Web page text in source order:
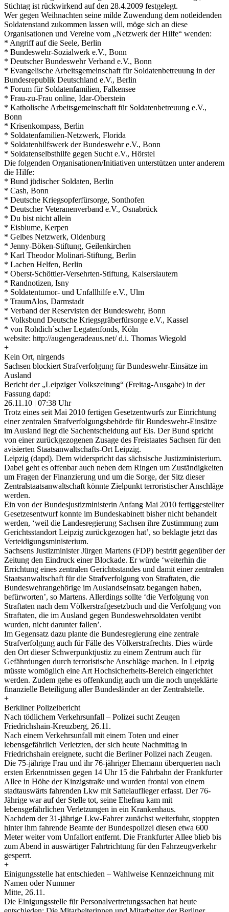
Stichtag ist rückwirkend auf den 28.4.2009 festgelegt.
Wer gegen Weihnachten seine milde Zuwendung dem notleidenden
Soldatenstand zukommen lassen will, möge sich an diese
Organisationen und Vereine vom „Netzwerk der Hilfe“ wenden:
* Angriff auf die Seele, Berlin
* Bundeswehr-Sozialwerk e.V., Bonn
* Deutscher Bundeswehr Verband e.V., Bonn
* Evangelische Arbeitsgemeinschaft für Soldatenbetreuung in der
Bundesrepublik Deutschland e.V., Berlin
* Forum für Soldatenfamilien, Falkensee
* Frau-zu-Frau online, Idar-Oberstein
* Katholische Arbeitsgemeinschaft für Soldatenbetreuung e.V.,
Bonn
* Krisenkompass, Berlin
* Soldatenfamilien-Netzwerk, Florida
* Soldatenhilfswerk der Bundeswehr e.V., Bonn
* Soldatenselbsthilfe gegen Sucht e.V., Hörstel
Die folgenden Organisationen/Initiativen unterstützen unter anderem
die Hilfe:
* Bund jüdischer Soldaten, Berlin
* Cash, Bonn
* Deutsche Kriegsopferfürsorge, Sonthofen
* Deutscher Veteranenverband e.V., Osnabrück
* Du bist nicht allein
* Eisblume, Kerpen
* Gelbes Netzwerk, Oldenburg
* Jenny-Böken-Stiftung, Geilenkirchen
* Karl Theodor Molinari-Stiftung, Berlin
* Lachen Helfen, Berlin
* Oberst-Schöttler-Versehrten-Stiftung, Kaiserslautern
* Randnotizen, Isny
* Soldatentumor- und Unfallhilfe e.V., Ulm
* TraumAlos, Darmstadt
* Verband der Reservisten der Bundeswehr, Bonn
* Volksbund Deutsche Kriegsgräberfürsorge e.V., Kassel
* von Rohdich´scher Legatenfonds, Köln
website: http://augengeradeaus.net/ d.i. Thomas Wiegold
+
Kein Ort, nirgends
Sachsen blockiert Strafverfolgung für Bundeswehr-Einsätze im
Ausland
Bericht der „Leipziger Volkszeitung“ (Freitag-Ausgabe) in der
Fassung dapd:
26.11.10 | 07:38 Uhr
Trotz eines seit Mai 2010 fertigen Gesetzentwurfs zur Einrichtung
einer zentralen Strafverfolgungsbehörde für Bundeswehr-Einsätze
im Ausland liegt die Sachentscheidung auf Eis. Der Bund spricht
von einer zurückgezogenen Zusage des Freistaates Sachsen für den
avisierten Staatsanwaltschafts-Ort Leipzig.
Leipzig (dapd). Dem widerspricht das sächsische Justizministerium.
Dabei geht es offenbar auch neben dem Ringen um Zuständigkeiten
um Fragen der Finanzierung und um die Sorge, der Sitz dieser
Zentralstaatsanwaltschaft könnte Zielpunkt terroristischer Anschläge
werden.
Ein von der Bundesjustizministerin Anfang Mai 2010 fertiggestellter
Gesetzesentwurf konnte im Bundeskabinett bisher nicht behandelt
werden, ‘weil die Landesregierung Sachsen ihre Zustimmung zum
Gerichtsstandort Leipzig zurückgezogen hat’, so beklagte jetzt das
Verteidigungsministerium.
Sachsens Justizminister Jürgen Martens (FDP) bestritt gegenüber der
Zeitung den Eindruck einer Blockade. Er würde ‘weiterhin die
Errichtung eines zentralen Gerichtsstandes und damit einer zentralen
Staatsanwaltschaft für die Strafverfolgung von Straftaten, die
Bundeswehrangehörige im Auslandseinsatz begangen haben,
befürworten’, so Martens. Allerdings sollte ‘die Verfolgung von
Straftaten nach dem Völkerstrafgesetzbuch und die Verfolgung von
Straftaten, die im Ausland gegen Bundeswehrsoldaten verübt
wurden, nicht darunter fallen’.
Im Gegensatz dazu plante die Bundesregierung eine zentrale
Strafverfolgung auch für Fälle des Völkerstrafrechts. Dies würde
den Ort dieser Schwerpunktjustiz zu einem Zentrum auch für
Gefährdungen durch terroristische Anschläge machen. In Leipzig
müsste womöglich eine Art Hochsicherheits-Bereich eingerichtet
werden. Zudem gehe es offenkundig auch um die noch ungeklärte
finanzielle Beteiligung aller Bundesländer an der Zentralstelle.
+
Berkliner Polizeibericht
Nach tödlichem Verkehrsunfall – Polizei sucht Zeugen
Friedrichshain-Kreuzberg, 26.11.
Nach einem Verkehrsunfall mit einem Toten und einer
lebensgefährlich Verletzten, der sich heute Nachmittag in
Friedrichshain ereignete, sucht die Berliner Polizei nach Zeugen.
Die 75-jährige Frau und ihr 76-jähriger Ehemann überquerten nach
ersten Erkenntnissen gegen 14 Uhr 15 die Fahrbahn der Frankfurter
Allee in Höhe der Kinzigstraße und wurden frontal von einem
stadtauswärts fahrenden Lkw mit Sattelauflieger erfasst. Der 76-
Jährige war auf der Stelle tot, seine Ehefrau kam mit
lebensgefährlichen Verletzungen in ein Krankenhaus.
Nachdem der 31-jährige Lkw-Fahrer zunächst weiterfuhr, stoppten
hinter ihm fahrende Beamte der Bundespolizei diesen etwa 600
Meter weiter vom Unfallort entfernt. Die Frankfurter Allee blieb bis
zum Abend in auswärtiger Fahrtrichtung für den Fahrzeugverkehr
gesperrt.
+
Einigungsstelle hat entschieden – Wahlweise Kennzeichnung mit
Namen oder Nummer
Mitte, 26.11.
Die Einigungsstelle für Personalvertretungssachen hat heute